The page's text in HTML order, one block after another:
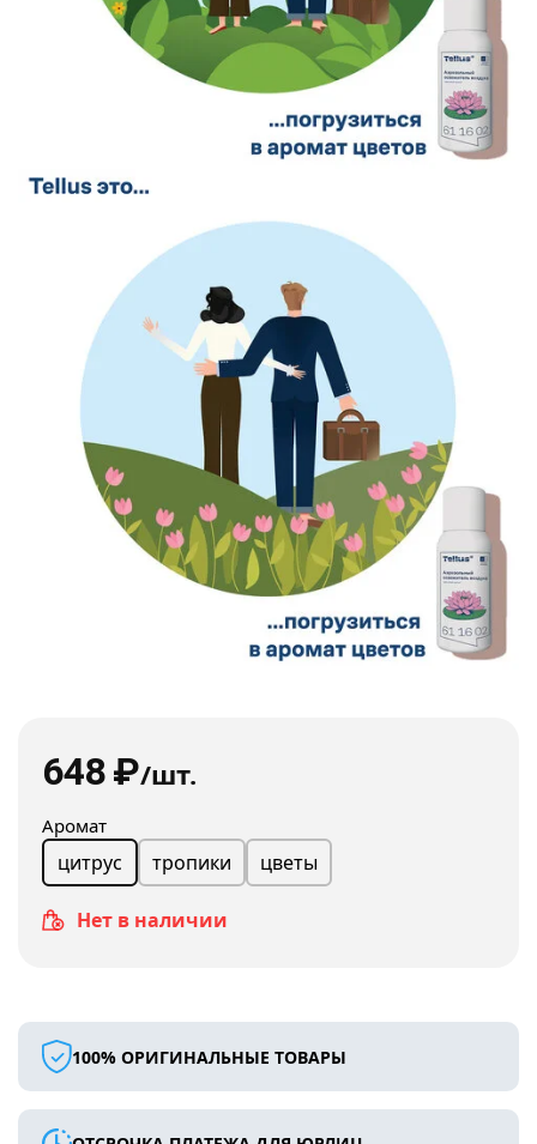
648₽/шт.
Аромат
цитрус тропики цветы
Нет в наличии
100% ОРИГИНАЛЬНЫЕ ТОВАРЫ